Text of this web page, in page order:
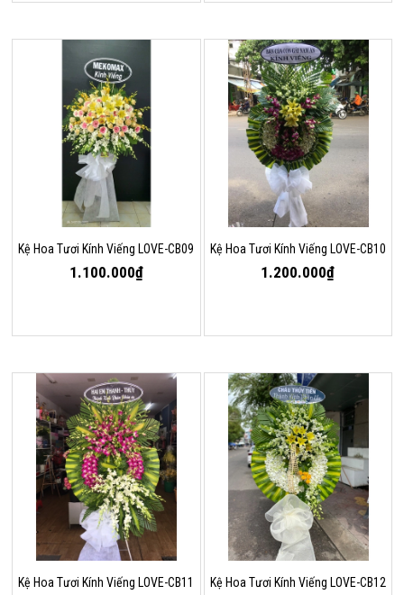
Kệ Hoa Tươi Kính Viếng LOVE-CB09
1.100.000₫
Kệ Hoa Tươi Kính Viếng LOVE-CB10
1.200.000₫
Kệ Hoa Tươi Kính Viếng LOVE-CB11 Kệ Hoa Tươi Kính Viếng LOVE-CB12